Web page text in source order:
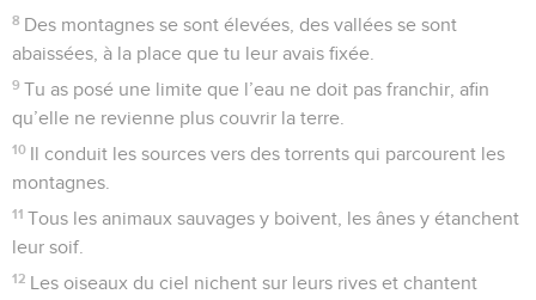
8 Des montagnes se sont élevées, des vallées se sont
abaissées, à la place que tu leur avais fixée.
9 Tu as posé une limite que l’eau ne doit pas franchir, afin
qu’elle ne revienne plus couvrir la terre.
10 Il conduit les sources vers des torrents qui parcourent les
montagnes.
11 Tous les animaux sauvages y boivent, les ânes y étanchent
leur soif.
12 Les oiseaux du ciel nichent sur leurs rives et chantent